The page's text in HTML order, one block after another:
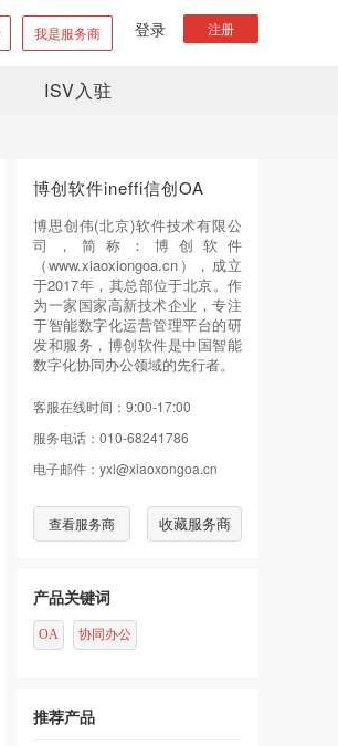
我是服务商 注册
登录
ISV入驻
博创软件ineffi信创OA
博思创伟(北京)软件技术有限公
司，简称：博创软件
（www.xiaoxiongoa.cn），成立
于2017年，其总部位于北京。作
为一家国家高新技术企业，专注
于智能数字化运营管理平台的研
发和服务，博创软件是中国智能
数字化协同办公领域的先行者。
客服在线时间： 9:00-17:00
服务电话： 010-68241786
电子邮件： yxl@xiaoxongoa.cn
查看服务商 收藏服务商
产品关键词
OA 协同办公
推荐产品